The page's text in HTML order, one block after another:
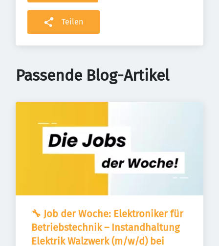
Teilen
Passende Blog-Artikel
🔧 Job der Woche: Elektroniker für
Betriebstechnik – Instandhaltung
Elektrik Walzwerk (m/w/d) bei